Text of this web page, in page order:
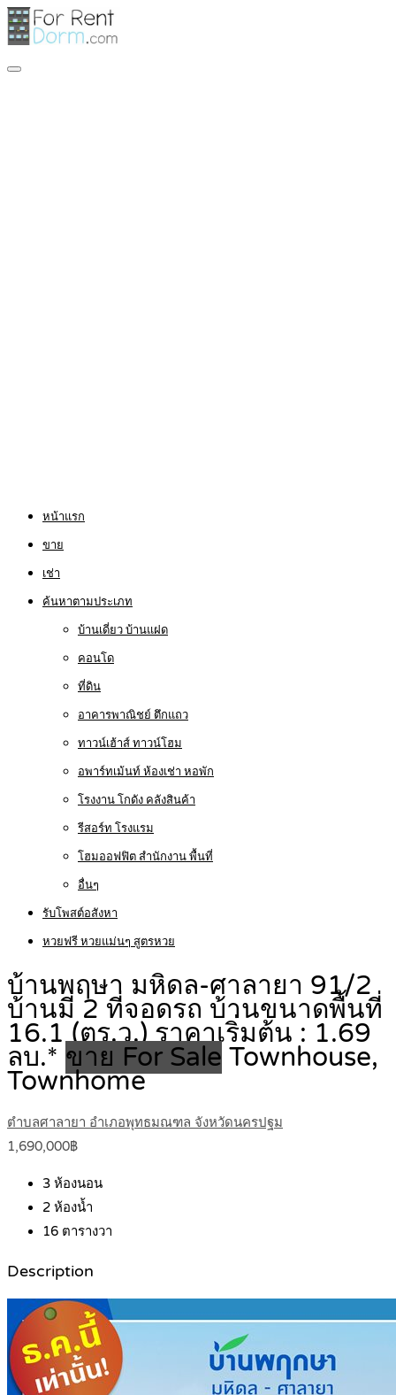
หน้าแรก
ขาย
เช่า
ค้นหาตามประเภท
บ้านเดี่ยว บ้านแฝด
คอนโด
ที่ดิน
อาคารพาณิชย์ ตึกแถว
ทาวน์เฮ้าส์ ทาวน์โฮม
อพาร์ทเม้นท์ ห้องเช่า หอพัก
โรงงาน โกดัง คลังสินค้า
รีสอร์ท โรงแรม
โฮมออฟฟิต สำนักงาน พื้นที่
อื่นๆ
รับโพสต์อสังหา
หวยฟรี หวยแม่นๆ สูตรหวย
บ้านพฤษา มหิดล-ศาลายา 91/2
บ้านมี 2 ที่จอดรถ บ้านขนาดพื้นที่
16.1 (ตร.ว.) ราคาเริ่มต้น : 1.69
ลบ.* ขาย For Sale Townhouse,
Townhome
ตำบลศาลายา อำเภอพุทธมณฑล จังหวัดนครปฐม
1,690,000฿
3 ห้องนอน
2 ห้องน้ำ
16 ตารางวา
Description